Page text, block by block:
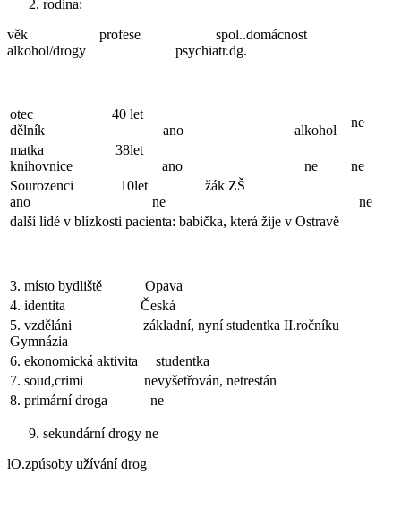
rodina:
věk profese spol..domácnost
alkohol/drogy psychiatr.dg.
otec 40 let
dělník ano alkohol
ne
matka 38let
knihovnice ano ne
ne
Sourozenci 10let žák ZŠ
ano ne ne
další lidé v blízkosti pacienta: babička, která žije v Ostravě
3. místo bydliště Opava
4. identita Česká
5. vzděláni základní, nyní studentka II.ročníku
Gymnázia
6. ekonomická aktivita studentka
7. soud,crimi nevyšetřován, netrestán
8. primární droga ne
sekundární drogy ne
lO.zpúsoby užívání drog